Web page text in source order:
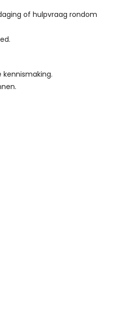
of hulpvraag rondom